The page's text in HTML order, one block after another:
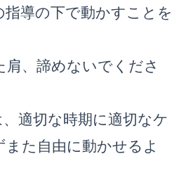
導の下で動かすことを
肩、諦めないでくださ
適切な時期に適切なケ
た自由に動かせるよ